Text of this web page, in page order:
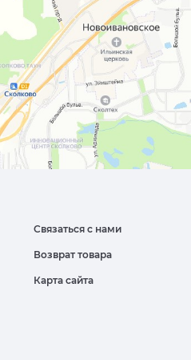
Связаться с нами
Возврат товара
Карта сайта